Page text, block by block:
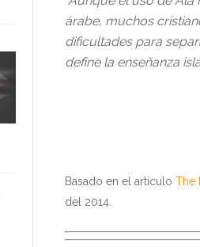
árabe, muchos
dificultades para
define la enseñanza
Basado en el artículo The
del 2014.